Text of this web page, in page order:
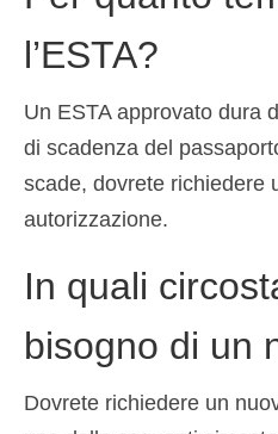
l’ESTA?
Un ESTA approvato dura
di scadenza del
scade, dovrete richiedere
autorizzazione.
In quali
bisogno di un
Dovrete richiedere un